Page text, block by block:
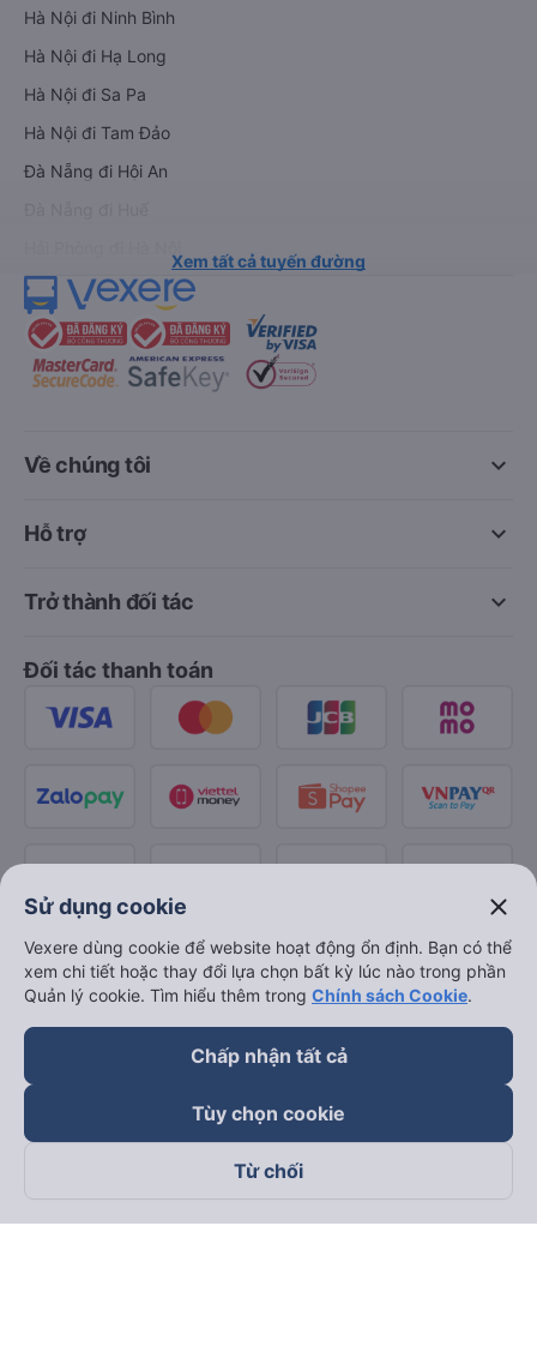
Hà Nội đi Ninh Bình
Hà Nội đi Hạ Long
Hà Nội đi Sa Pa
Hà Nội đi Tam Đảo
Đà Nẵng đi Hội An
Xem tất cả tuyến đường
keyboard_arrow_down
Về chúng tôi
keyboard_arrow_down
Hỗ trợ
keyboard_arrow_down
Trở thành đối tác
Đối tác thanh toán
Theo dõi chúng tôi trên
Sử dụng cookie close
Vexere dùng cookie để website hoạt động ổn định. Bạn có thể
xem chi tiết hoặc thay đổi lựa chọn bất kỳ lúc nào trong phần
Quản lý cookie. Tìm hiểu thêm trong Chính sách Cookie.
Chấp nhận tất cả
Tùy chọn cookie
Từ chối